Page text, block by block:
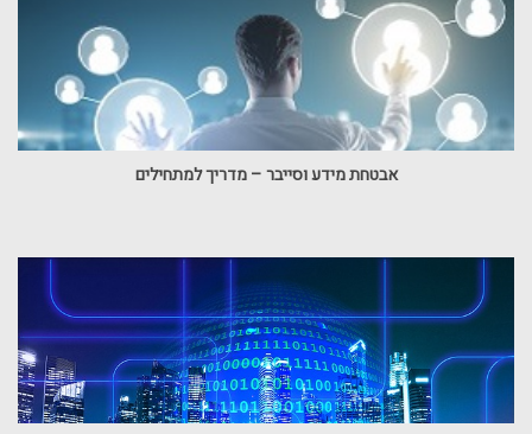
אבטחת מידע וסייבר – מדריך למתחילים